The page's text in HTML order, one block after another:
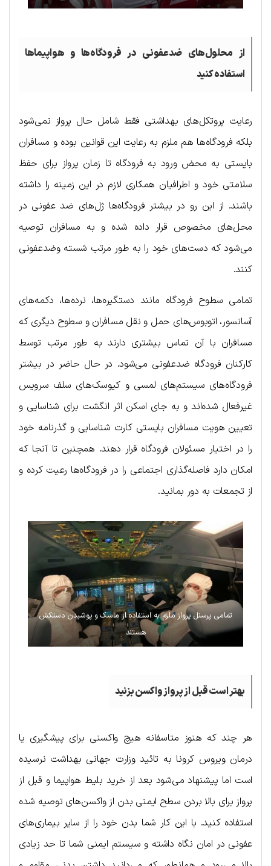
از محلول‌های ضدعفونی در فرودگاه‌ها و هواپیماها
استفاده کنید
رعایت پروتکل‌های بهداشتی فقط شامل حال پرواز نمی‌شود
بلکه فرودگاه‌ها هم ملزم به رعایت این قوانین بوده و مسافران
بایستی به محض ورود به فرودگاه تا زمان پرواز برای حفظ
سلامتی خود و اطرافیان همکاری لازم در این زمینه را داشته
باشند. از این رو در بیشتر فرودگاه‌ها ژل‌های ضد عفونی در
محل‌های مخصوص قرار داده شده و به مسافران توصیه
می‌شود که دست‌های خود را به طور مرتب شسته وضدعفونی
کنند.
تمامی سطوح فرودگاه مانند دستگیره‌ها، نرده‌ها، دکمه‌های
آسانسور، اتوبوس‌های حمل و نقل مسافران و سطوح دیگری که
مسافران با آن تماس بیشتری دارند به طور مرتب توسط
کارکنان فرودگاه ضدعفونی می‌شود. در حال حاضر در بیشتر
فرودگاه‌های سیستم‌های لمسی و کیوسک‌های سلف سرویس
غیرفعال شده‌اند و به جای اسکن اثر انگشت برای شناسایی و
تعیین هویت مسافران بایستی کارت شناسایی و گذرنامه خود
را در اختیار مسئولان فرودگاه قرار دهند. همچنین تا آنجا که
امکان دارد فاصله‌گذاری اجتماعی را در فرودگاه‌ها رعیت کرده و
از تجمعات به دور بمانید.
تمامی پرسنل پرواز ملزم به استفاده از ماسک و پوشیدن دستکش
هستند
بهتر است قبل از پرواز واکسن بزنید
هر چند که هنوز متاسفانه هیچ واکسنی برای پیشگیری یا
درمان ویروس کرونا به تائید وزارت جهانی بهداشت نرسیده
است اما پیشنهاد می‌شود بعد از خرید بلیط هواپیما و قبل از
پرواز برای بالا بردن سطح ایمنی بدن از واکسن‌های توصیه شده
استفاده کنید. با این کار شما بدن خود را از سایر بیماری‌های
عفونی در امان نگاه داشته و سیستم ایمنی شما تا حد زیادی